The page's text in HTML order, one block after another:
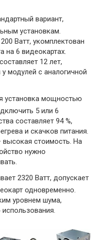
вариант,
установкам.
Ватт, укомплектован
на 6 видеокартах.
12 лет,
модулей с аналогичной
установка мощностью
5 или 6
составляет 94 %,
и скачков питания.
стоимость. На
нужно
2320 Ватт, допускает
одновременно.
уровнем шума,